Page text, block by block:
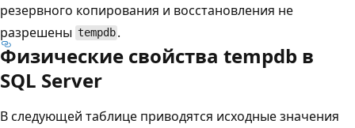
резервного копирования и восстановления не
разрешены tempdb .
Физические свойства tempdb в
SQL Server
В следующей таблице приводятся исходные значения